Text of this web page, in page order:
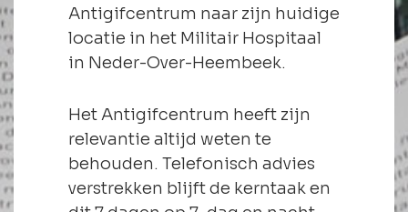
Antigifcentrum naar zijn huidige
locatie in het Militair Hospitaal
in Neder-Over-Heembeek.
Het Antigifcentrum heeft zijn
relevantie altijd weten te
behouden. Telefonisch advies
verstrekken blijft de kerntaak en